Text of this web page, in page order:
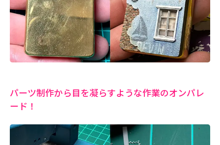
小人の
DIY！？
色から
汚れ・
錆びま
で忠実
明
る
色
パーツ制作から目を凝らすような作業のオンパレ
ード！